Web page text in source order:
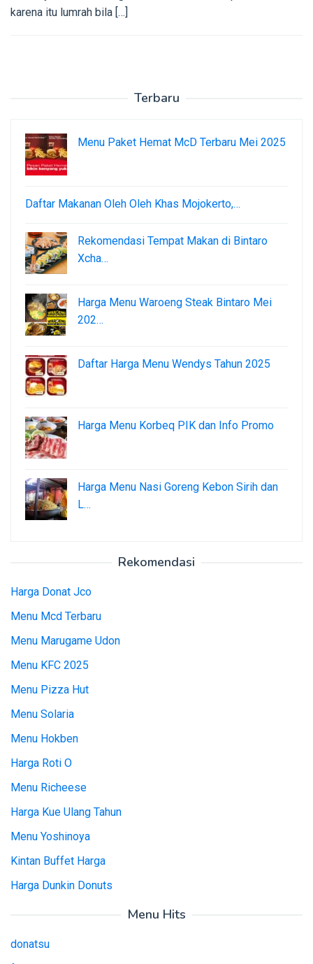
karena itu lumrah bila […]
Terbaru
Menu Paket Hemat McD Terbaru Mei 2025
Daftar Makanan Oleh Oleh Khas Mojokerto,…
Rekomendasi Tempat Makan di Bintaro
Xcha…
Harga Menu Waroeng Steak Bintaro Mei
202…
Daftar Harga Menu Wendys Tahun 2025
Harga Menu Korbeq PIK dan Info Promo
Harga Menu Nasi Goreng Kebon Sirih dan
L…
Rekomendasi
Harga Donat Jco
Menu Mcd Terbaru
Menu Marugame Udon
Menu KFC 2025
Menu Pizza Hut
Menu Solaria
Menu Hokben
Harga Roti O
Menu Richeese
Harga Kue Ulang Tahun
Menu Yoshinoya
Kintan Buffet Harga
Harga Dunkin Donuts
Menu Hits
donatsu